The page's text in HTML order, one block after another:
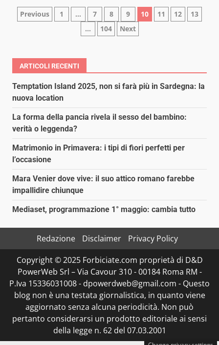
Paginazione
articoli
Previous 1 … 7 8 9 10 11 12
13
…
104 Next
ARTICOLI RECENTI
Temptation Island 2025, non si farà più in Sardegna: la
nuova location
La forma della pancia rivela il sesso del bambino:
verità o leggenda?
Matrimonio in Primavera: i tipi di fiori perfetti per
l’occasione
Mara Venier dove vive: il suo attico romano farebbe
impallidire chiunque
Mediaset, programmazione 1° maggio: cambia tutto
Redazione Disclaimer
Privacy Policy
Copyright © 2025 Forbiciate.com proprietà di D&D
PowerWeb Srl – Via Cavour 310 - 00184 Roma RM -
P.Iva 15336031008 - dpowerdweb@gmail.com - Questo
blog non è una testata giornalistica, in quanto viene
aggiornato senza alcuna periodicità. Non può
pertanto considerarsi un prodotto editoriale ai sensi
della legge n. 62 del 07.03.2001